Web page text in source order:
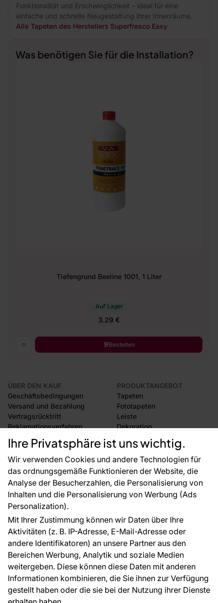
Ihre Privatsphäre ist uns wichtig.
Wir verwenden Cookies und andere Technologien für
das ordnungsgemäße Funktionieren der Website, die
Analyse der Besucherzahlen, die Personalisierung von
Inhalten und die Personalisierung von Werbung (Ads
Personalization).
Mit Ihrer Zustimmung können wir Daten über Ihre
Aktivitäten (z. B. IP-Adresse, E-Mail-Adresse oder
andere Identifikatoren) an unsere Partner aus den
Bereichen Werbung, Analytik und soziale Medien
weitergeben. Diese können diese Daten mit anderen
Informationen kombinieren, die Sie ihnen zur Verfügung
gestellt haben oder die sie bei der Nutzung ihrer Dienste
Funktionalität und Erschwinglichkeit – ideal für eine
einfache und schnelle Neugestaltung Ihrer Innenräume.
Alle Tapeten des Herstellers Superfresco Easy
Was benötigen Sie für die Installation?
Tiefengrund Beeline 1001, 1 Liter
Auf Lager
3.29 €
Bestellen
ÜBER DEN KAUF
Geschäftsbedingungen
Versand und Bezahlung
Vertragsrücktritt
Reklamationsverfahren
Rücksendung von Waren
CE-Zertifizierung
Großhandel
Raumvisualisierung
PRODUKTANGEBOT
Tapeten
Fototapeten
Leiste
Dekoration
Selbstklebende Folien
Zubehör
Tapetenmuster
FÜR SIE
Blog
EU-Projekte
Ratschläge und Tipps
FAQ
ÜBER DAS UNTERNEHMEN
Kontakt
Haben Sie Fragen? Wir helfen Ihnen gerne weiter